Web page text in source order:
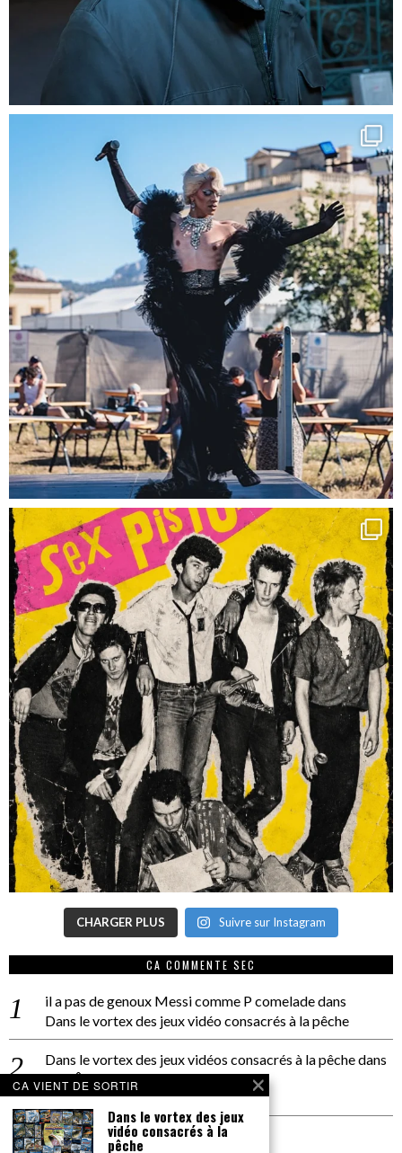
CHARGER PLUS Suivre sur Instagram
CA COMMENTE SEC
il a pas de genoux Messi comme P comeladedans
Dans le vortex des jeux vidéo consacrés à la pêche
Dans le vortex des jeux vidéos consacrés à la pêchedans
PACÔME THIELLEMENT
La séance d’Hip Gnose
La Patrie
dans
CA VIENT DE SORTIR
Dans le vortex des jeux
vidéo consacrés à la
pêche